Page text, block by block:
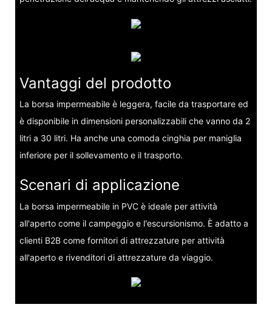
Vantaggi del prodotto
La borsa impermeabile è leggera, facile da trasportare ed
è disponibile in dimensioni personalizzabili che vanno da 2
litri a 30 litri. Ha anche una comoda cinghia per maniglia
inferiore per il sollevamento e il trasporto.
Scenari di applicazione
La borsa impermeabile in PVC è ideale per attività
all'aperto come il campeggio e l'escursionismo. È adatto a
clienti B2B come fornitori di attrezzature per attività
all'aperto e rivenditori di attrezzature da viaggio.